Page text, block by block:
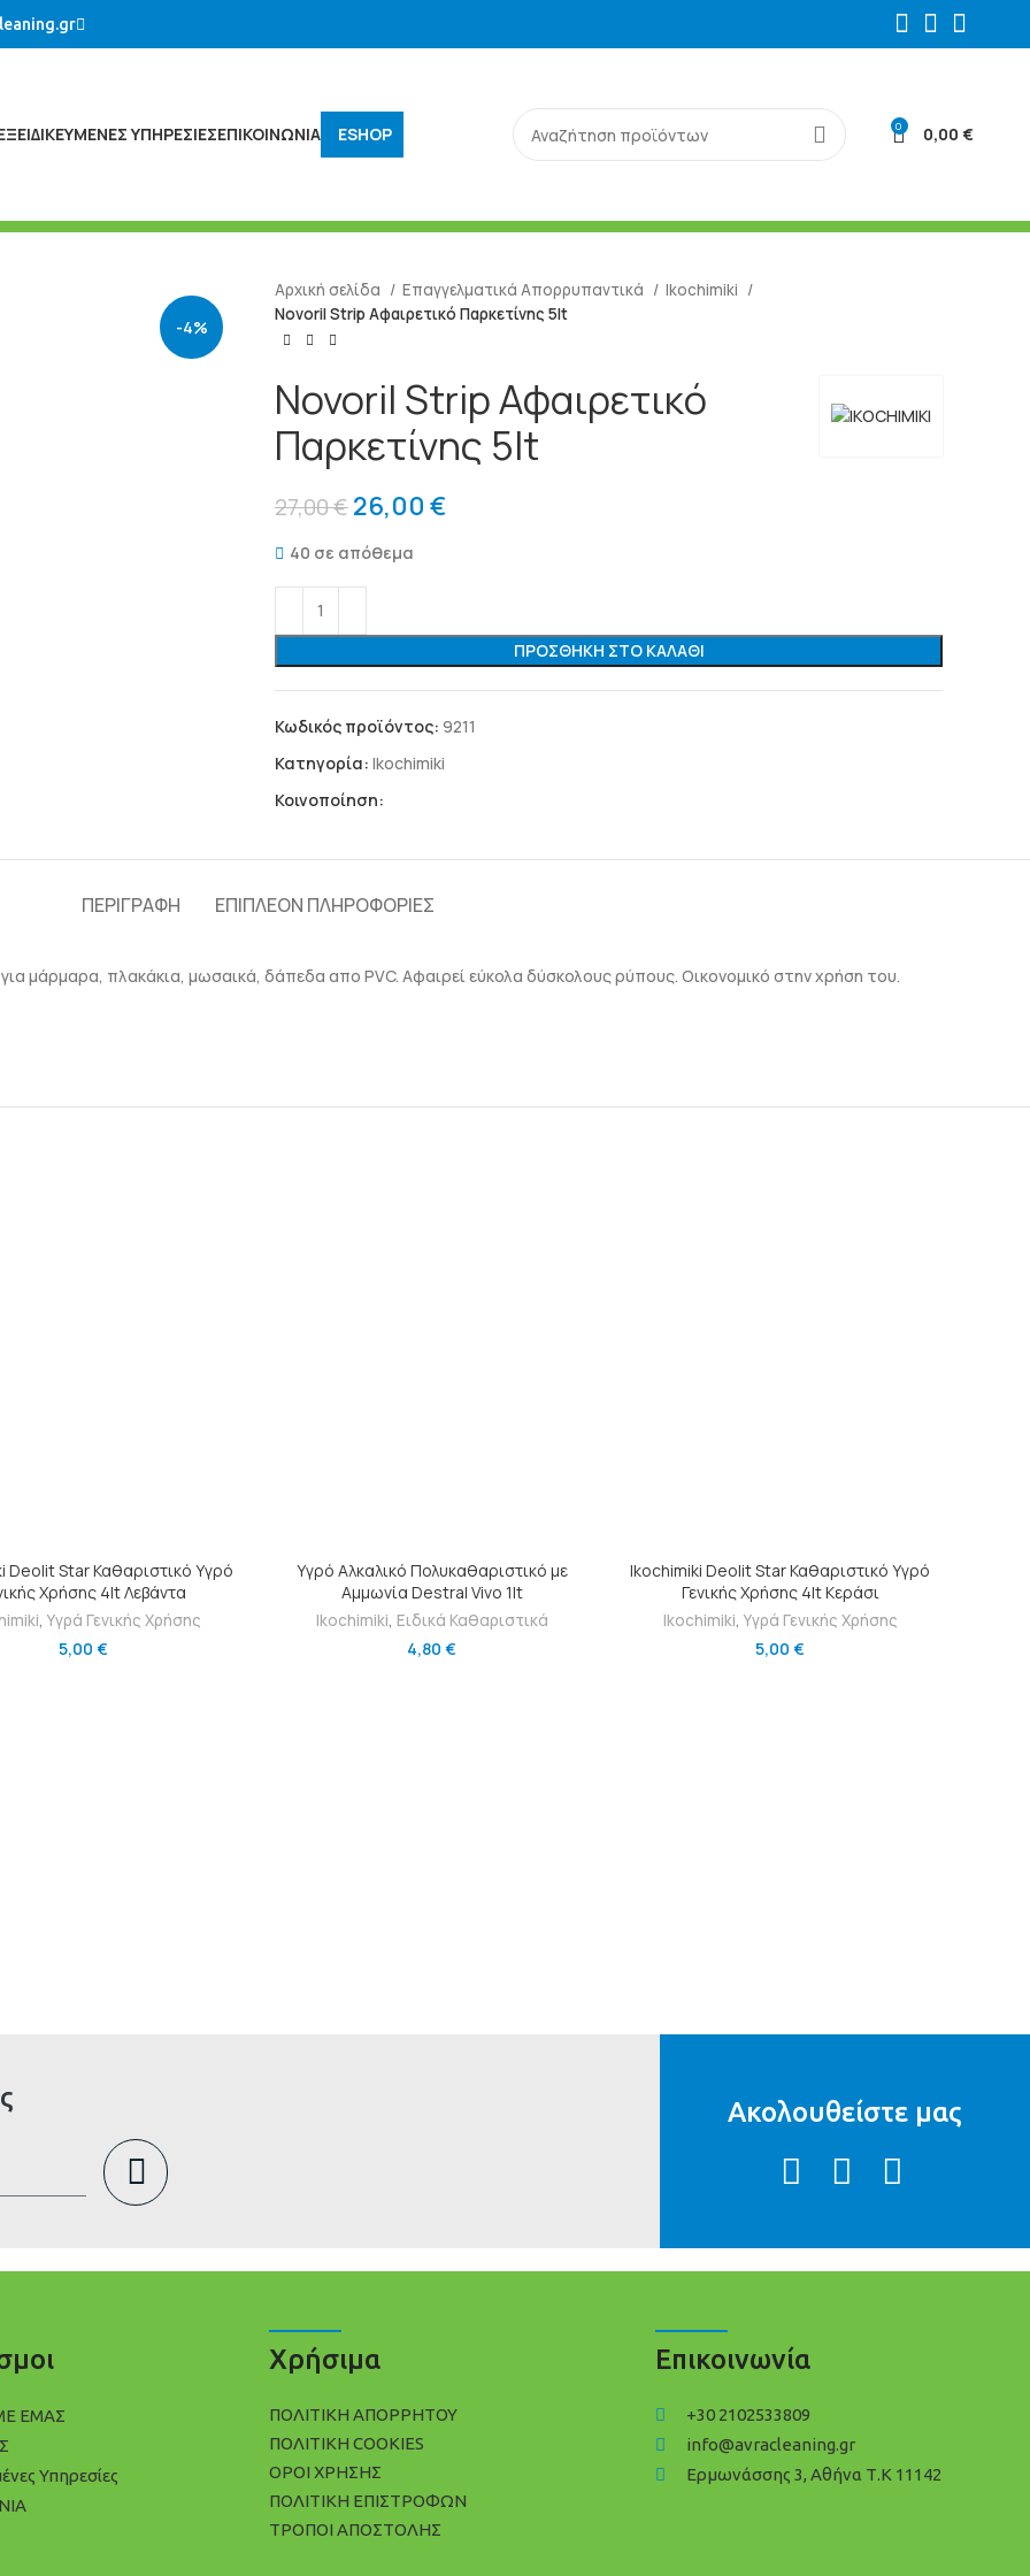
ΥΠΗΡΕΣΊΕΣΕΠΙΚΟΙΝΩΝΙΑ ESHOP 0 0,00€
-4%
Αρχική σελίδα
Επαγγελματικά Απορρυπαντικά
Ikochimiki
Novoril Strip Αφαιρετικό Παρκετίνης 5lt
Novoril Strip Αφαιρετικό
Παρκετίνης 5lt
27,00€26,00 €
40 σε απόθεμα
ΠΡΟΣΘΉΚΗ ΣΤΟ ΚΑΛΆΘΙ
Κωδικός προϊόντος: 9211
Κατηγορία: Ikochimiki
Κοινοποίηση:
ΠΕΡΙΓΡΑΦΉ ΕΠΙΠΛΈΟΝ ΠΛΗΡΟΦΟΡΊΕΣ
μάρμαρα, πλακάκια, μωσαικά, δάπεδα απο PVC. Αφαιρεί εύκολα δύσκολους ρύπους. Οικονομικό στην χρήση του.
Deolit Star Καθαριστικό Υγρό
Χρήσης 4lt Λεβάντα
, Υγρά Γενικής Χρήσης
5,00 €
ΠΡΟΣΘΉΚΗ ΣΤΟ ΚΑΛΆΘΙ
Υγρό Αλκαλικό Πολυκαθαριστικό με
Aμμωνία Destral Vivo 1lt
Ikochimiki, Ειδικά Καθαριστικά
4,80 €
Ikochimiki Deolit Star Καθαριστικό Υγρό
Γενικής Χρήσης 4lt Κεράσι
Ikochimiki, Υγρά Γενικής Χρήσης
5,00 €
Ακολουθείστε μας
ΕΜΑΣ
Υπηρεσίες
Χρήσιμα
ΠΟΛΙΤΙΚΉ ΑΠΟΡΡΉΤΟΥ
ΠΟΛΊΤΙΚΗ COOKIES
ΌΡΟΙ ΧΡΉΣΗΣ
ΠΟΛΙΤΙΚΉ ΕΠΙΣΤΡΟΦΏΝ
ΤΡΌΠΟΙ ΑΠΟΣΤΟΛΉΣ
Επικοινωνία
+30 2102533809
info@avracleaning.gr
Ερμωνάσσης 3, Αθήνα Τ.Κ 11142